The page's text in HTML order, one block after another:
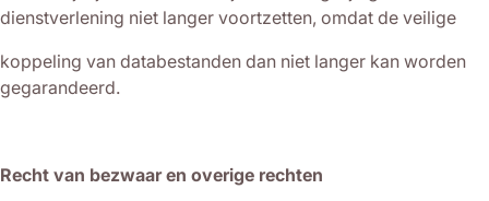
dienstverlening niet langer voortzetten, omdat de veilige
koppeling van databestanden dan niet langer kan worden
gegarandeerd.
Recht van bezwaar en overige rechten